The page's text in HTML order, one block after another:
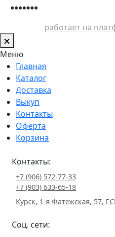
работает на
Меню
Главная
Каталог
Доставка
Выкуп
Контакты
Оферта
Корзина
Контакты:
+7 (906) 572-77-33
+7 (903) 633-65-18
Курск, 1-я Фатежская, 57,
Соц. сети: